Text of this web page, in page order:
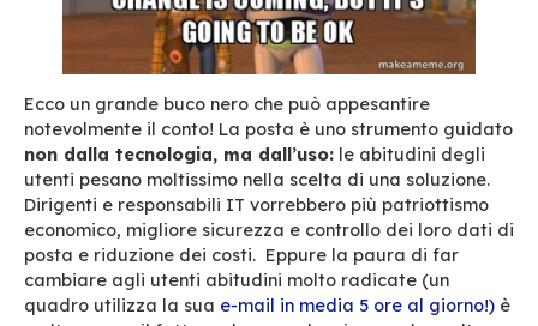
In realtà non verrà intaccato il conto bancario
coprirlo, ma laperdita di produttività è un